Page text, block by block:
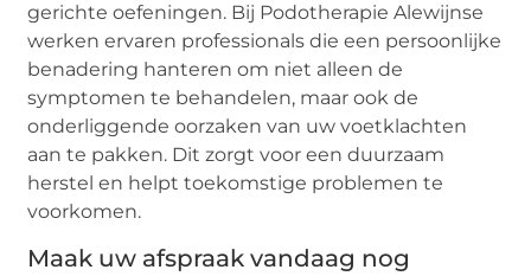
gerichte oefeningen. Bij Podotherapie Alewijnse
werken ervaren professionals die een persoonlijke
benadering hanteren om niet alleen de
symptomen te behandelen, maar ook de
onderliggende oorzaken van uw voetklachten
aan te pakken. Dit zorgt voor een duurzaam
herstel en helpt toekomstige problemen te
voorkomen.
Maak uw afspraak vandaag nog